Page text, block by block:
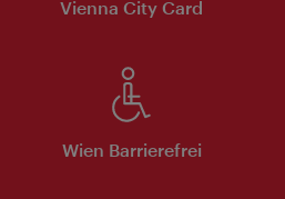
Vienna City Card
Wien Barrierefrei